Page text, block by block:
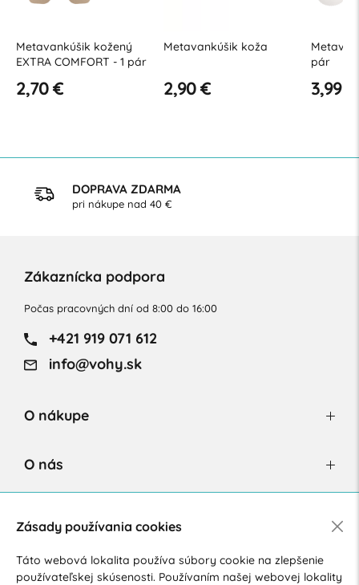
Metavankúšik kožený
EXTRA COMFORT - 1 pár
2,70 €
Metavankúšik koža
2,90 €
pár
3,99 €
DOPRAVA ZDARMA
pri nákupe nad 40 €
Zákaznícka podpora
Počas pracovných dní od 8:00 do 16:00
+421 919 071 612
info@vohy.sk
O nákupe
O nás
Zásady používania cookies
Táto webová lokalita používa súbory cookie na zlepšenie
používateľskej skúsenosti. Používaním našej webovej lokality